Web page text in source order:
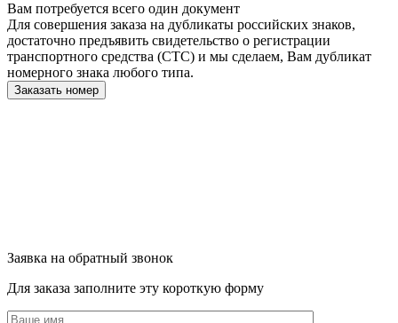
Вам потребуется всего один документ
Для совершения заказа на дубликаты российских знаков,
достаточно предъявить свидетельство о регистрации
транспортного средства (СТС) и мы сделаем, Вам дубликат
номерного знака любого типа.
Заказать номер
Заявка на обратный звонок
Для заказа заполните эту короткую форму